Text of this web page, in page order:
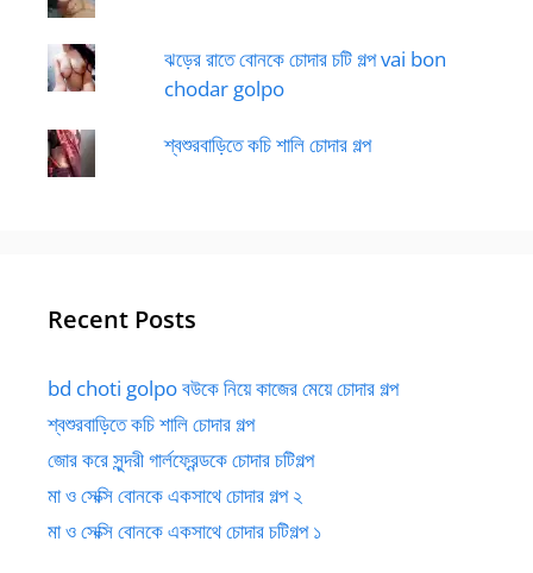
ঝড়ের রাতে বোনকে চোদার চটি গল্প vai bon
chodar golpo
শ্বশুরবাড়িতে কচি শালি চোদার গল্প
Recent Posts
bd choti golpo বউকে নিয়ে কাজের মেয়ে চোদার গল্প
শ্বশুরবাড়িতে কচি শালি চোদার গল্প
জোর করে সুন্দরী গার্লফ্রেন্ডকে চোদার চটিগল্প
মা ও সেক্সি বোনকে একসাথে চোদার গল্প ২
মা ও সেক্সি বোনকে একসাথে চোদার চটিগল্প ১